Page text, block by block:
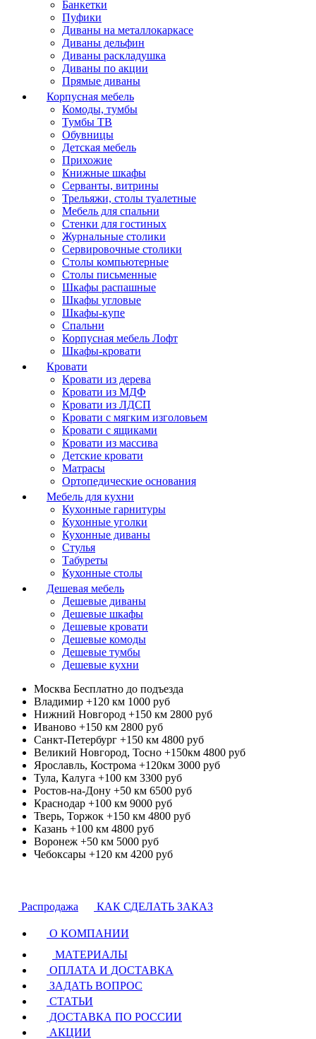
Банкетки
Пуфики
Диваны на металлокаркасе
Диваны дельфин
Диваны раскладушка
Диваны по акции
Прямые диваны
Корпусная мебель
Комоды, тумбы
Тумбы ТВ
Обувницы
Детская мебель
Прихожие
Книжные шкафы
Серванты, витрины
Трельяжи, столы туалетные
Мебель для спальни
Стенки для гостиных
Журнальные столики
Сервировочные столики
Столы компьютерные
Столы письменные
Шкафы распашные
Шкафы угловые
Шкафы-купе
Спальни
Корпусная мебель Лофт
Шкафы-кровати
Кровати
Кровати из дерева
Кровати из МДФ
Кровати из ЛДСП
Кровати с мягким изголовьем
Кровати с ящиками
Кровати из массива
Детские кровати
Матрасы
Ортопедические основания
Мебель для кухни
Кухонные гарнитуры
Кухонные уголки
Кухонные диваны
Стулья
Табуреты
Кухонные столы
Дешевая мебель
Дешевые диваны
Дешевые шкафы
Дешевые кровати
Дешевые комоды
Дешевые тумбы
Дешевые кухни
Москва Бесплатно до подъезда
Владимир +120 км 1000 руб
Нижний Новгород +150 км 2800 руб
Иваново +150 км 2800 руб
Санкт-Петербург +150 км 4800 руб
Великий Новгород, Тосно +150км 4800 руб
Ярославль, Кострома +120км 3000 руб
Тула, Калуга +100 км 3300 руб
Ростов-на-Дону +50 км 6500 руб
Краснодар +100 км 9000 руб
Тверь, Торжок +150 км 4800 руб
Казань +100 км 4800 руб
Воронеж +50 км 5000 руб
Чебоксары +120 км 4200 руб
Распродажа КАК СДЕЛАТЬ ЗАКАЗ
О КОМПАНИИ
МАТЕРИАЛЫ
ОПЛАТА И ДОСТАВКА
ЗАДАТЬ ВОПРОС
СТАТЬИ
ДОСТАВКА ПО РОССИИ
АКЦИИ